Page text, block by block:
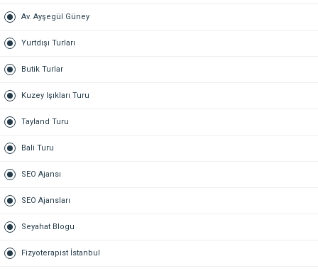
Av. Ayşegül Güney
Yurtdışı Turları
Butik Turlar
Kuzey Işıkları Turu
Tayland Turu
Bali Turu
SEO Ajansı
SEO Ajansları
Seyahat Blogu
Fizyoterapist İstanbul